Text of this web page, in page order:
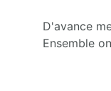
D'avance
Ensemble